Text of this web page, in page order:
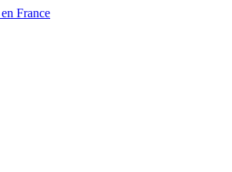
France